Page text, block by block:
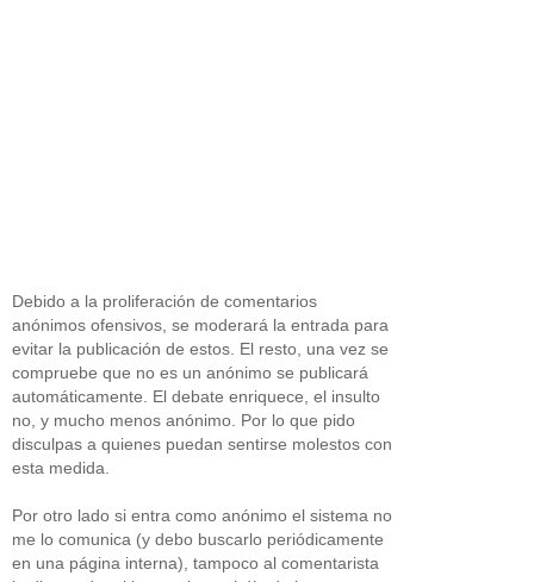
Debido a la proliferación de comentarios
anónimos ofensivos, se moderará la entrada para
evitar la publicación de estos. El resto, una vez se
compruebe que no es un anónimo se publicará
automáticamente. El debate enriquece, el insulto
no, y mucho menos anónimo. Por lo que pido
disculpas a quienes puedan sentirse molestos con
esta medida.
Por otro lado si entra como anónimo el sistema no
me lo comunica (y debo buscarlo periódicamente
en una página interna), tampoco al comentarista